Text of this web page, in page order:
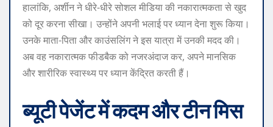
हालांकि, अर्शीन ने धीरे-धीरे सोशल मीडिया की नकारात्मकता से खुद
को दूर करना सीखा। उन्होंने अपनी भलाई पर ध्यान देना शुरू किया।
उनके माता-पिता और काउंसलिंग ने इस यात्रा में उनकी मदद की।
अब वह नकारात्मक फीडबैक को नजरअंदाज कर, अपने मानसिक
और शारीरिक स्वास्थ्य पर ध्यान केंद्रित करती हैं।
ब्यूटी पेजेंट में कदम और टीन मिस